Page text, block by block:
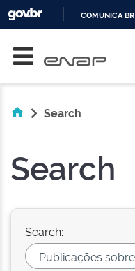
COMUNICA BR
Search
Search
Search: